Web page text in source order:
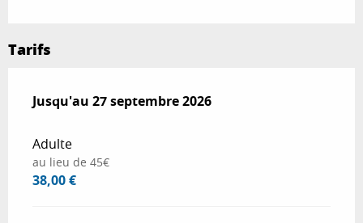
Tarifs
Du1 avril 2026au27 septembre 2026
Jusqu'au 27 septembre 2026
Adulte
au lieu de 45€
38,00 €